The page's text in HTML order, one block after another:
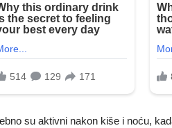
su aktivni nakon kiše i noću,